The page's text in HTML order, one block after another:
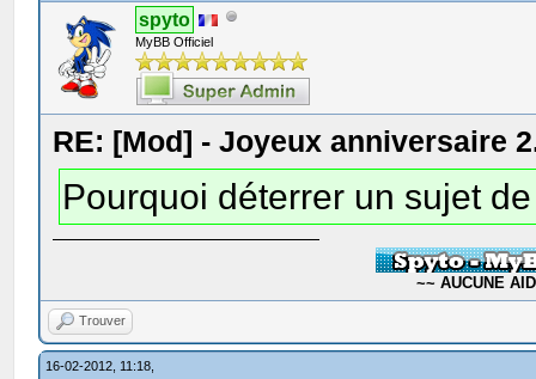
spyto
MyBB Officiel
RE: [Mod] - Joyeux anniversaire
Pourquoi déterrer un sujet
~~ AUCUNE
Trouver
16-02-2012, 11:18,